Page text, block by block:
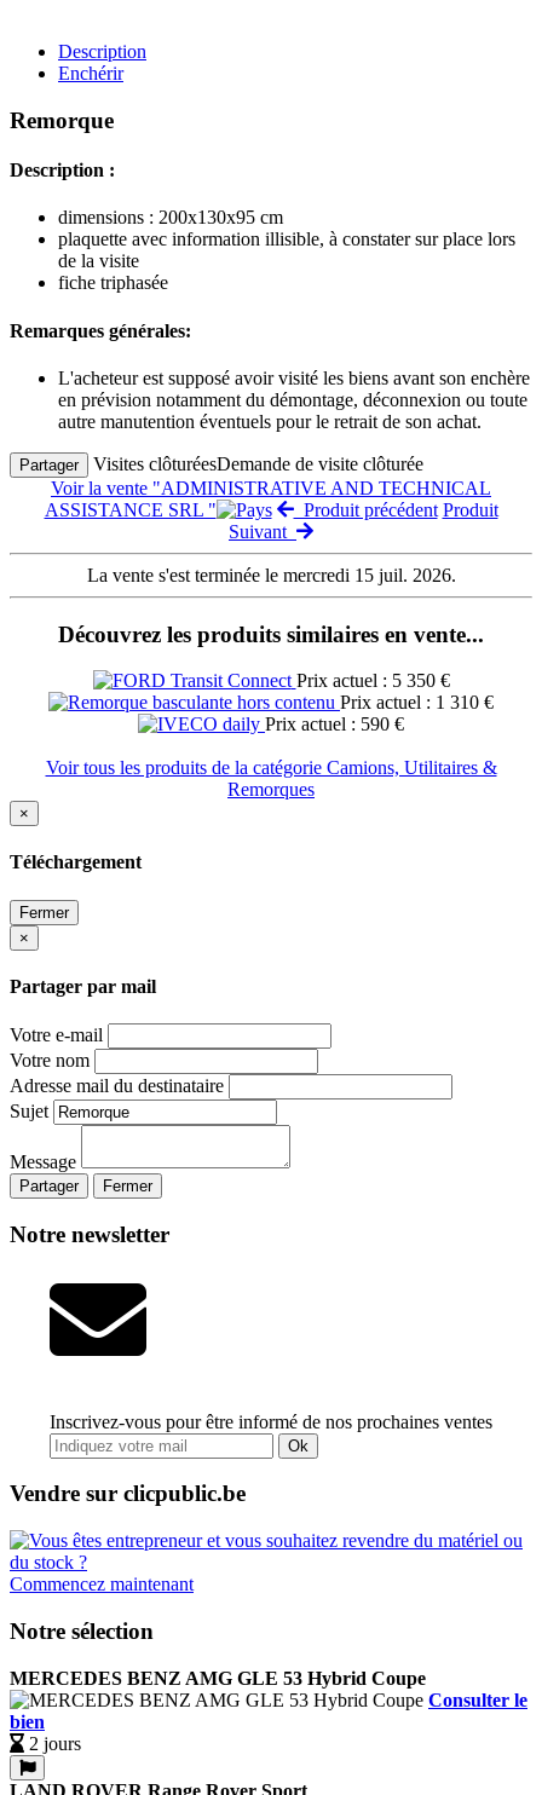
Description
Enchérir
Remorque
Description :
dimensions : 200x130x95 cm
plaquette avec information illisible, à constater sur place lors
de la visite
fiche triphasée
Remarques générales:
L'acheteur est supposé avoir visité les biens avant son enchère
en prévision notamment du démontage, déconnexion ou toute
autre manutention éventuels pour le retrait de son achat.
Partager Visites clôturéesDemande de visite clôturée
Voir la vente "ADMINISTRATIVE AND TECHNICAL
ASSISTANCE SRL "
Produit précédent Produit
Suivant
La vente s'est terminée le mercredi 15 juil. 2026.
Découvrez les produits similaires en vente...
Prix actuel : 5 350 €
Prix actuel : 1 310 €
Prix actuel : 590 €
Voir tous les produits de la catégorie Camions, Utilitaires &
Remorques
×
Téléchargement
Fermer
×
Partager par mail
Votre e-mail
Votre nom
Adresse mail du destinataire
Sujet
Message
Partager Fermer
Notre newsletter
Inscrivez-vous pour être informé de nos prochaines ventes
Ok
Vendre sur clicpublic.be
Commencez maintenant
Notre sélection
MERCEDES BENZ AMG GLE 53 Hybrid Coupe
Consulter le
bien
2 jours
LAND ROVER Range Rover Sport